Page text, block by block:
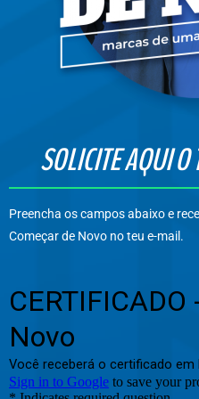
SOLICITE AQUI
Preencha os campos abaixo e
Começar de Novo no teu e-mail.